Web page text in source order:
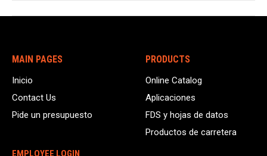
Navegación
publicaciones
MAIN PAGES
Inicio
Contact Us
Pide un presupuesto
EMPLOYEE LOGIN
PRODUCTS
Online Catalog
Aplicaciones
FDS y hojas de datos
Productos de carretera